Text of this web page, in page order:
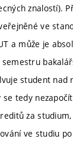
znalostí).
ve
a může je
student nad
tedy
za
ve studiu